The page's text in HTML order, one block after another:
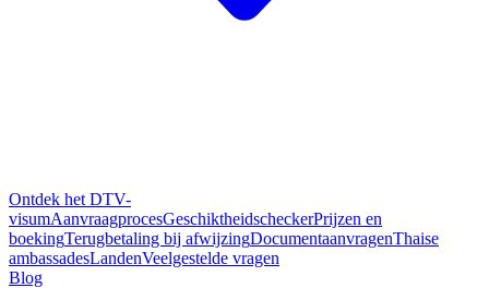
Ontdek het DTV-
visumAanvraagprocesGeschiktheidscheckerPrijzen en
boekingTerugbetaling bij afwijzingDocumentaanvragenThaise
ambassadesLandenVeelgestelde vragen
Blog